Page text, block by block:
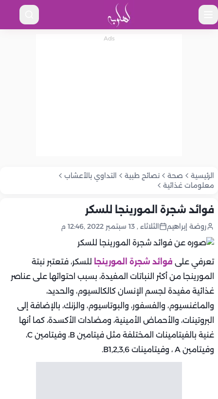
الرئيسية صحة نصائح طبية
التداوي بالأعشاب
معلومات غذائية
فوائد شجرة المورينجا للسكر
روضة إبراهيم الثلاثاء , 13 سبتمبر 2022 ,12:46 م
تعرفي على فوائد شجرة المورينجا للسكر، فتعتبر نبتة
المورينجا من أكثر النباتات المفيدة، بسبب احتوائها على عناصر
غذائية مفيدة لجسم الإنسان كالكالسيوم، والحديد،
والماغنسيوم، والفسفور، والبوتاسيوم، والزنك، بالإضافة إلى
البروتينات، والأحماض الأمينية، ومضادات الأكسدة، كما أنها
غنية بالفيتامينات المختلفة مثل فيتامين B، وفيتامين C،
وفيتامين A ، وفيتامينات B1,2,3,6.